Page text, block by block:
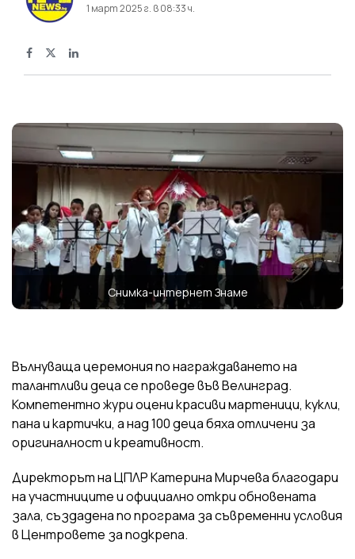
1 март 2025 г. в 08:33 ч.
Снимка-интернет Знаме
Вълнуваща церемония по награждаването на
талантливи деца се проведе във Велинград.
Компетентно жури оцени красиви мартеници, кукли,
пана и картички, а над 100 деца бяха отличени за
оригиналност и креативност.
Директорът на ЦПЛР Катерина Мирчева благодари
на участниците и официално откри обновената
зала, създадена по програма за съвременни условия
в Центровете за подкрепа.